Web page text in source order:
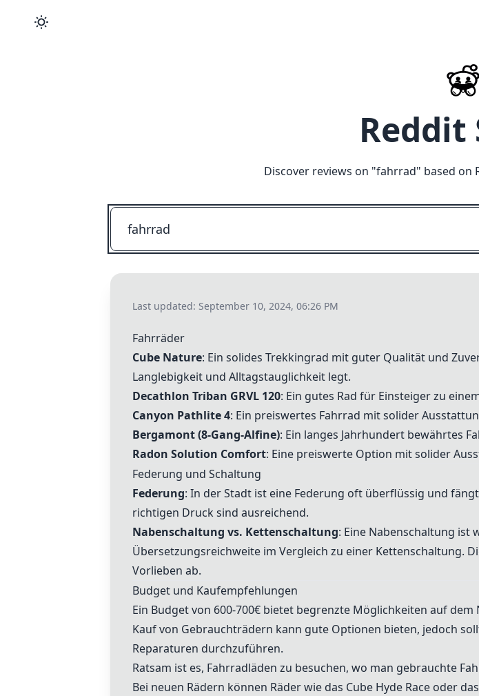
Reddit
Discover reviews on "fahrrad" based on
Last updated: September 10, 2024, 06:26 PM
Fahrräder
Cube Nature: Ein solides Trekkingrad mit guter Qualität und
Langlebigkeit und Alltagstauglichkeit legt.
Decathlon Triban GRVL 120: Ein gutes Rad für Einsteiger zu
Canyon Pathlite 4: Ein preiswertes Fahrrad mit solider
Bergamont (8-Gang-Alfine): Ein langes Jahrhundert bewährtes
Radon Solution Comfort: Eine preiswerte Option mit solider
Federung und Schaltung
Federung: In der Stadt ist eine Federung oft überflüssig und
richtigen Druck sind ausreichend.
Nabenschaltung vs. Kettenschaltung: Eine Nabenschaltung ist
Übersetzungsreichweite im Vergleich zu einer Kettenschaltung.
Vorlieben ab.
Budget und Kaufempfehlungen
Ein Budget von 600-700€ bietet begrenzte Möglichkeiten auf dem
Kauf von Gebrauchträdern kann gute Optionen bieten, jedoch
Reparaturen durchzuführen.
Ratsam ist es, Fahrradläden zu besuchen, wo man gebrauchte
Bei neuen Rädern können Räder wie das Cube Hyde Race oder